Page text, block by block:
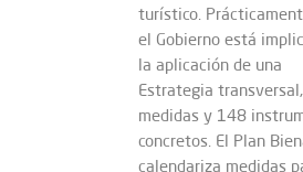
turístico.
el Gobierno está
la aplicación de una
Estrategia
medidas y 148
concretos. El Plan
calendariza medidas